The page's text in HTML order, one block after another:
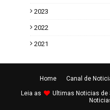
2023
2022
2021
Home Canal de
Leia as Ultimas Noticias de